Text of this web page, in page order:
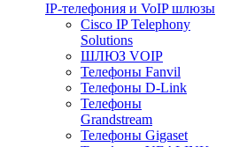
IP-телефония и VoIP шлюзы
Cisco IP Telephony
Solutions
ШЛЮЗ VOIP
Телефоны Fanvil
Телефоны D-Link
Телефоны
Grandstream
Телефоны Gigaset